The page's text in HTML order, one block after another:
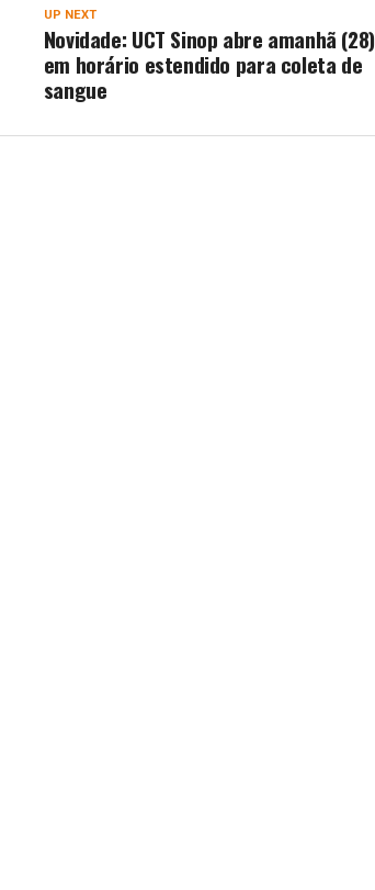
UP NEXT
Novidade: UCT Sinop abre amanhã (28)
em horário estendido para coleta de
sangue